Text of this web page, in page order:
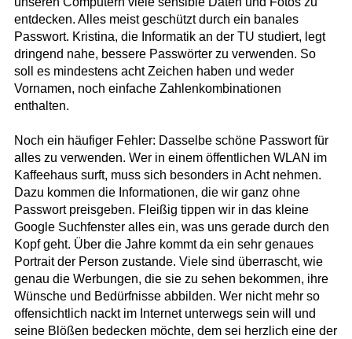
entdecken. Alles meist geschützt durch ein banales
Passwort. Kristina, die Informatik an der TU studiert, legt
dringend nahe, bessere Passwörter zu verwenden. So
soll es mindestens acht Zeichen haben und weder
Vornamen, noch einfache Zahlenkombinationen
enthalten.
Noch ein häufiger Fehler: Dasselbe schöne Passwort für
alles zu verwenden. Wer in einem öffentlichen WLAN im
Kaffeehaus surft, muss sich besonders in Acht nehmen.
Dazu kommen die Informationen, die wir ganz ohne
Passwort preisgeben. Fleißig tippen wir in das kleine
Google Suchfenster alles ein, was uns gerade durch den
Kopf geht. Über die Jahre kommt da ein sehr genaues
Portrait der Person zustande. Viele sind überrascht, wie
genau die Werbungen, die sie zu sehen bekommen, ihre
Wünsche und Bedürfnisse abbilden. Wer nicht mehr so
offensichtlich nackt im Internet unterwegs sein will und
seine Blößen bedecken möchte, dem sei herzlich eine der